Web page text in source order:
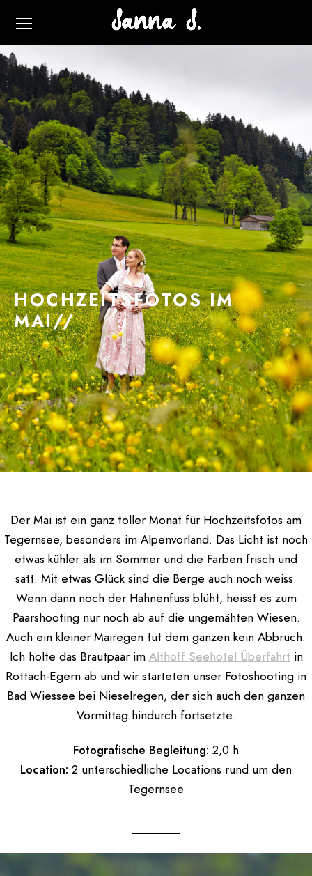
HOCHZEITSFOTOS IM
MAI//
Der Mai ist ein ganz toller Monat für Hochzeitsfotos am
Tegernsee, besonders im Alpenvorland. Das Licht ist noch
etwas kühler als im Sommer und die Farben frisch und
satt. Mit etwas Glück sind die Berge auch noch weiss.
Wenn dann noch der Hahnenfuss blüht, heisst es zum
Paarshooting nur noch ab auf die ungemähten Wiesen.
Auch ein kleiner Mairegen tut dem ganzen kein Abbruch.
Ich holte das Brautpaar im Althoff Seehotel Überfahrt in
Rottach-Egern ab und wir starteten unser Fotoshooting in
Bad Wiessee bei Nieselregen, der sich auch den ganzen
Vormittag hindurch fortsetzte.
Fotografische Begleitung: 2,0 h
Location: 2 unterschiedliche Locations rund um den
Tegernsee